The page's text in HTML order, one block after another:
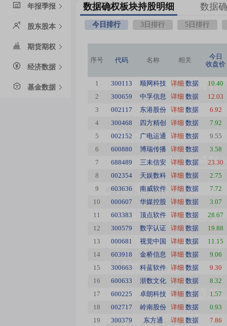
年报季报
股东股本
期货期权
经济数据
基金数据
数据确权板块持股明细 数据
今日排行 3日排行 5日排行
序号 代码 名称 相关
今日
收盘价
1 300113 顺网科技 详细 数据
10.40
2
300659 中孚信息 详细 数据
12.03
3
002117 东港股份 详细 数据
6.92
4
300468 四方精创 详细 数据
7.92
5
002152 广电运通 详细 数据
9.55
6
600880 博瑞传播 详细 数据
3.58
7
688489 三未信安 详细 数据
23.30
8
002354 天娱数科 详细 数据
2.75
9
603636 南威软件 详细 数据
7.72
10
000607 华媒控股 详细 数据
3.07
11
603383 顶点软件 详细 数据
28.67
12
300579 数字认证 详细 数据
19.88
13
000681 视觉中国 详细 数据
11.15
14
603918 金桥信息 详细 数据
9.06
15
300663 科蓝软件 详细 数据
9.30
16
600633 浙数文化 详细 数据
8.32
17
600225 卓朗科技 详细 数据
1.57
18
002717 岭南股份 详细 数据
0.93
19
300379 东方通 详细 数据
7.86